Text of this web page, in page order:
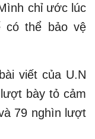
chỉ ước lúc
có thể bảo vệ
viết của U.N
bày tỏ cảm
79 nghìn lượt